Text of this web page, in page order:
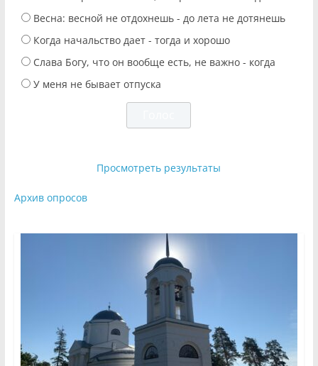
Весна: весной не отдохнешь - до лета не дотянешь
Когда начальство дает - тогда и хорошо
Слава Богу, что он вообще есть, не важно - когда
У меня не бывает отпуска
Просмотреть результаты
Архив опросов